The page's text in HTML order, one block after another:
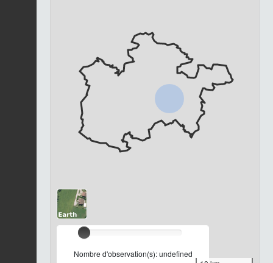
Chargement...
Nombre d'observation(s): undefined